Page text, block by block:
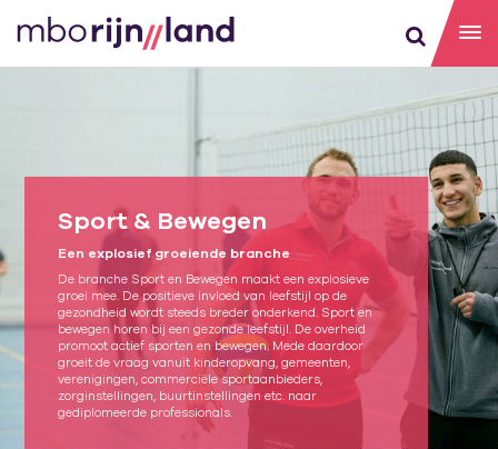
Sport & Bewegen
Een explosief groeiende branche
De branche Sport en Bewegen maakt een explosieve
groei mee. De positieve invloed van leefstijl op de
gezondheid wordt steeds breder onderkend. Sport en
bewegen horen bij een gezonde leefstijl. De overheid
promoot actief sporten en bewegen. Mede daardoor
groeit de vraag vanuit kinderopvang, gemeenten,
verenigingen, commerciële sportaanbieders,
zorginstellingen, buurtinstellingen etc. naar
gediplomeerde professionals.